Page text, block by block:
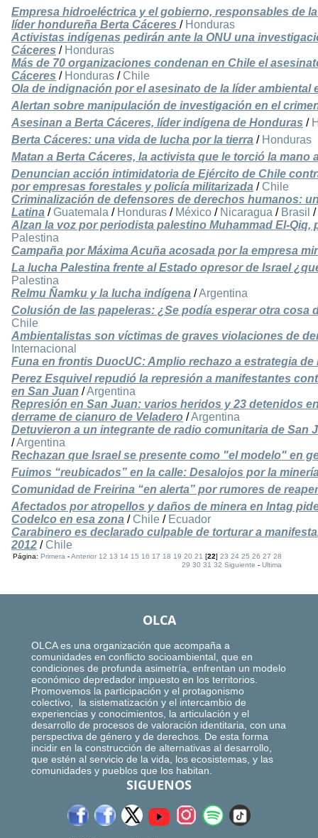
Empresa hidroeléctrica y el gobierno, responsables de
líder hondureña Berta Cáceres / Honduras
Activistas indígenas pedirán ante la ONU una
Cáceres / Honduras
Más de 70 organizaciones condenan en Chile el
Cáceres / Honduras / Chile
Ola de indignación por el asesinato de la líder ambiental
Alertan sobre manipulación de investigación en el
Asesinan a Berta Cáceres, líder indígena de Honduras /
Berta Cáceres: una vida de lucha por la tierra / Honduras
Matan a Berta Cáceres, la activista que le torció la mano
Denuncian acción intimidatoria de Ejército de Chile
por empresas forestales y policía militarizada / Chile
Criminalización de defensores de derechos humanos:
Latina / Guatemala / Honduras / México / Nicaragua / Brasil /
Alzan la voz por periodista palestino Muhammad El-Qiq,
Palestina
Campaña por Máxima Acuña acosada por la empresa
La lucha Palestina frente al Estado opresor de Israel
Palestina
Relmu Ñamku y la lucha indígena /Argentina
Colusión de las papeleras: ¿Se podía esperar otra cosa
Chile
Ambientalistas son víctimas de graves violaciones de
Internacional
Funa en frontis DuocUC: Amplio rechazo a estrategia de
Perez Esquivel repudió la represión a manifestantes
en San Juan /Argentina
Represión en San Juan: varios heridos y 23 detenidos
derrame de cianuro de Veladero /Argentina
Detuvieron a un integrante de radio comunitaria de San
/Argentina
Rechazan que Israel se presente como "el modelo" en
Fuimos “reubicados” en la calle: Desalojos por la
Comunidad de Freirina “en alerta” por rumores de
Afectados por atropellos y daños de minera en Intag
Codelco en esa zona / Chile / Ecuador
Carabinero es declarado culpable de torturar a
2012 / Chile
Página:Primera -Anterior 12 13 14 15 16 17 18 19 20 21 [22]23 24 25 26 27 28
29 30 31 32 Siguiente -Ultima
OLCA
OLCA es una organización que acompaña a
comunidades en conflicto socioambiental, que en
condiciones de profunda asimetría, enfrentan un modelo
económico depredador impuesto en los territorios.
Promovemos la participación y el protagonismo
colectivo, la sistematización y el intercambio de
experiencias y conocimientos, la articulación y el
desarrollo de procesos de valoración identitaria, con una
perspectiva de género y de derechos. De esta forma
incidir en la construcción de alternativas al desarrollo,
que estén al servicio de la vida, los ecosistemas, y las
comunidades y pueblos que los habitan.
SIGUENOS